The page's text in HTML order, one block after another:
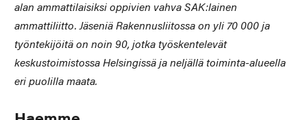
alan ammattilaisiksi oppivien vahva SAK:lainen
ammattiliitto. Jäseniä Rakennusliitossa on yli 70 000 ja
työntekijöitä on noin 90, jotka työskentelevät
keskustoimistossa Helsingissä ja neljällä toiminta-alueella
eri puolilla maata.